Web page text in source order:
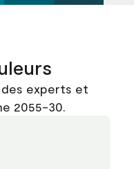
des experts et
2055-30.